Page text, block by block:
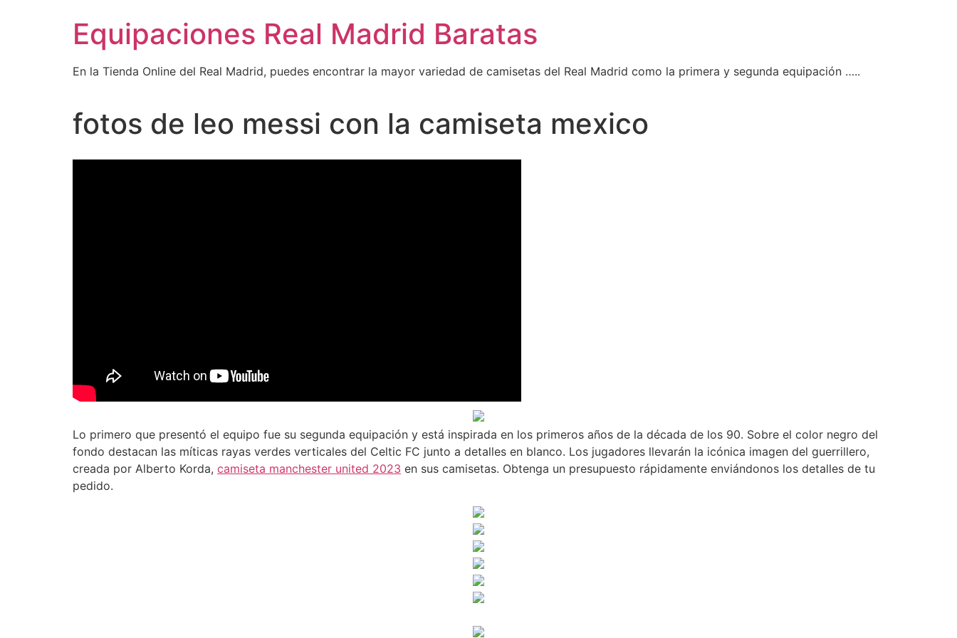
Equipaciones Real Madrid Baratas
En la Tienda Online del Real Madrid, puedes encontrar la mayor variedad de camisetas del Real Madrid como la primera y segunda equipación …..
fotos de leo messi con la camiseta mexico
Lo primero que presentó el equipo fue su segunda equipación y está inspirada en los primeros años de la década de los 90. Sobre el color negro del
fondo destacan las míticas rayas verdes verticales del Celtic FC junto a detalles en blanco. Los jugadores llevarán la icónica imagen del guerrillero,
creada por Alberto Korda, camiseta manchester united 2023 en sus camisetas. Obtenga un presupuesto rápidamente enviándonos los detalles de tu
pedido.